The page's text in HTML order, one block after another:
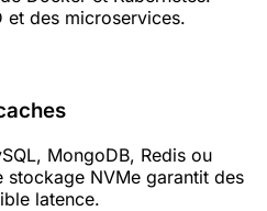
et des microservices.
MongoDB, Redis ou
stockage NVMe garantit des
latence.